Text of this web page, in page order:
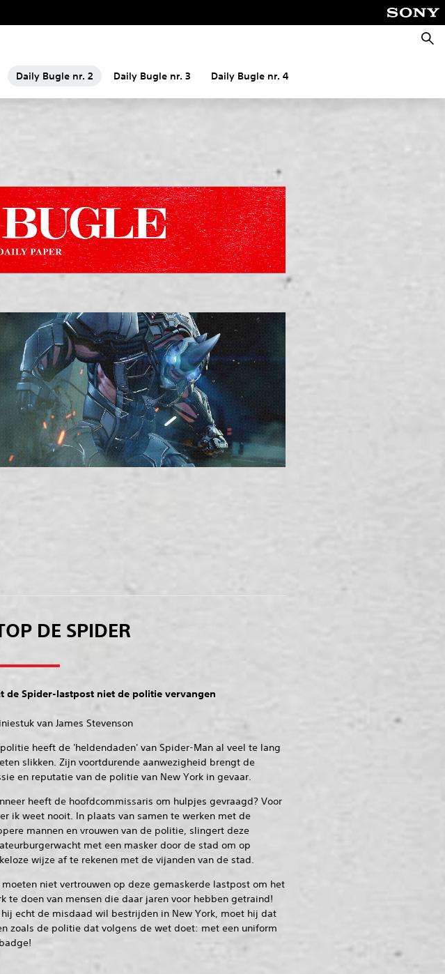
Daily Bugle nr. 2 Daily Bugle nr. 3 Daily Bugle nr. 4
DE SPIDER
de Spider-lastpost niet de politie vervangen
van James Stevenson
heeft de 'heldendaden' van Spider-Man al veel te lang
slikken. Zijn voortdurende aanwezigheid brengt de
en reputatie van de politie van New York in gevaar.
heeft de hoofdcommissaris om hulpjes gevraagd? Voor
ik weet nooit. In plaats van samen te werken met de
mannen en vrouwen van de politie, slingert deze
met een masker door de stad om op
wijze af te rekenen met de vijanden van de stad.
moeten niet vertrouwen op deze gemaskerde lastpost om het
te doen van mensen die daar jaren voor hebben getraind!
echt de misdaad wil bestrijden in New York, moet hij dat
zoals de politie dat volgens de wet doet: met een uniform